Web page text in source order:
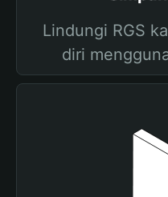
Lindungi RGS
diri